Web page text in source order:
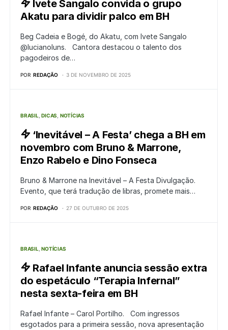
Ivete Sangalo convida o grupo
Akatu para dividir palco em BH
Beg Cadeia e Bogé, do Akatu, com Ivete Sangalo
@lucianoluns. Cantora destacou o talento dos
pagodeiros de…
POR REDAÇÃO 3 DE NOVEMBRO DE 2025
BRASIL DICAS NOTÍCIAS
‘Inevitável – A Festa’ chega a BH em
novembro com Bruno & Marrone,
Enzo Rabelo e Dino Fonseca
Bruno & Marrone na Inevitável – A Festa Divulgação.
Evento, que terá tradução de libras, promete mais…
POR REDAÇÃO 27 DE OUTUBRO DE 2025
BRASIL NOTÍCIAS
Rafael Infante anuncia sessão extra
do espetáculo “Terapia Infernal”
nesta sexta-feira em BH
Rafael Infante – Carol Portilho. Com ingressos
esgotados para a primeira sessão, nova apresentação